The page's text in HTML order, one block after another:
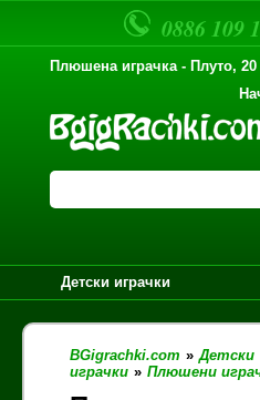
Плюшена играчка - Плуто,
Детски играчки
BGigrachki.com » Детски
играчки » Плюшени
0886 109